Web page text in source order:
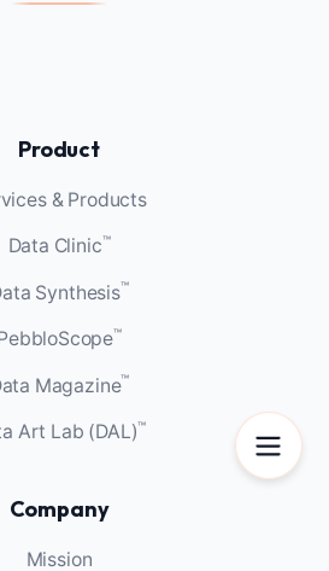
Product
& Products
Data Clinic™
Synthesis™
™
Magazine™
Art Lab (DAL)™
Company
Mission